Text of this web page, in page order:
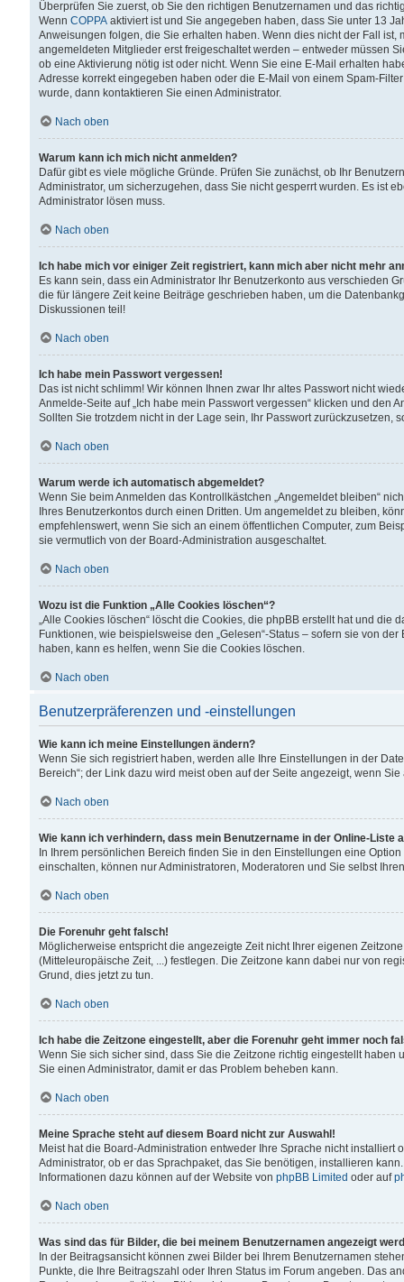
Überprüfen Sie zuerst, ob Sie den richtigen Benutzernamen und das
Wenn COPPA aktiviert ist und Sie angegeben haben, dass Sie unter 13
Anweisungen folgen, die Sie erhalten haben. Wenn dies nicht der Fall
angemeldeten Mitglieder erst freigeschaltet werden – entweder müssen
ob eine Aktivierung nötig ist oder nicht. Wenn Sie eine E-Mail erhalten
Adresse korrekt eingegeben haben oder die E-Mail von einem Spam-
wurde, dann kontaktieren Sie einen Administrator.
Nach oben
Warum kann ich mich nicht anmelden?
Dafür gibt es viele mögliche Gründe. Prüfen Sie zunächst, ob Ihr
Administrator, um sicherzugehen, dass Sie nicht gesperrt wurden. Es ist
Administrator lösen muss.
Nach oben
Ich habe mich vor einiger Zeit registriert, kann mich aber nicht mehr
Es kann sein, dass ein Administrator Ihr Benutzerkonto aus verschieden
die für längere Zeit keine Beiträge geschrieben haben, um die
Diskussionen teil!
Nach oben
Ich habe mein Passwort vergessen!
Das ist nicht schlimm! Wir können Ihnen zwar Ihr altes Passwort nicht
Anmelde-Seite auf „Ich habe mein Passwort vergessen“ klicken und
Sollten Sie trotzdem nicht in der Lage sein, Ihr Passwort zurückzusetzen,
Nach oben
Warum werde ich automatisch abgemeldet?
Wenn Sie beim Anmelden das Kontrollkästchen „Angemeldet bleiben“
Ihres Benutzerkontos durch einen Dritten. Um angemeldet zu bleiben,
empfehlenswert, wenn Sie sich an einem öffentlichen Computer, zum
sie vermutlich von der Board-Administration ausgeschaltet.
Nach oben
Wozu ist die Funktion „Alle Cookies löschen“?
„Alle Cookies löschen“ löscht die Cookies, die phpBB erstellt hat und
Funktionen, wie beispielsweise den „Gelesen“-Status – sofern sie von
haben, kann es helfen, wenn Sie die Cookies löschen.
Nach oben
Benutzerpräferenzen und -einstellungen
Wie kann ich meine Einstellungen ändern?
Wenn Sie sich registriert haben, werden alle Ihre Einstellungen in der
Bereich“; der Link dazu wird meist oben auf der Seite angezeigt, wenn
Nach oben
Wie kann ich verhindern, dass mein Benutzername in der Online-Liste
In Ihrem persönlichen Bereich finden Sie in den Einstellungen eine
einschalten, können nur Administratoren, Moderatoren und Sie selbst
Nach oben
Die Forenuhr geht falsch!
Möglicherweise entspricht die angezeigte Zeit nicht Ihrer eigenen
(Mitteleuropäische Zeit, ...) festlegen. Die Zeitzone kann dabei nur von
Grund, dies jetzt zu tun.
Nach oben
Ich habe die Zeitzone eingestellt, aber die Forenuhr geht immer noch
Wenn Sie sich sicher sind, dass Sie die Zeitzone richtig eingestellt
Sie einen Administrator, damit er das Problem beheben kann.
Nach oben
Meine Sprache steht auf diesem Board nicht zur Auswahl!
Meist hat die Board-Administration entweder Ihre Sprache nicht
Administrator, ob er das Sprachpaket, das Sie benötigen, installieren
Informationen dazu können auf der Website von phpBB Limited oder auf
Nach oben
Was sind das für Bilder, die bei meinem Benutzernamen angezeigt
In der Beitragsansicht können zwei Bilder bei Ihrem Benutzernamen
Punkte, die Ihre Beitragszahl oder Ihren Status im Forum angeben. Das